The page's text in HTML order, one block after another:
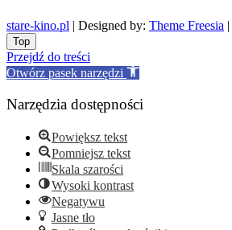
stare-kino.pl | Designed by: Theme Freesia |
Go
to
top
Top
Przejdź do treści
Otwórz pasek narzędzi
Narzędzia dostępności
Powiększ tekst
Pomniejsz tekst
Skala szarości
Wysoki kontrast
Negatywu
Jasne tło